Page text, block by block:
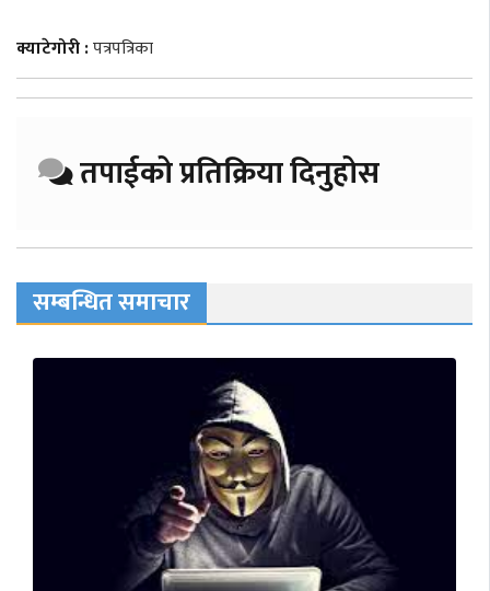
क्याटेगोरी :पत्रपत्रिका
तपाईको प्रतिक्रिया दिनुहोस
सम्बन्धित समाचार